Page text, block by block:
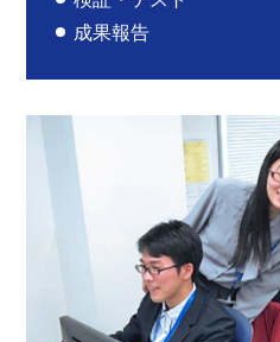
成果報告